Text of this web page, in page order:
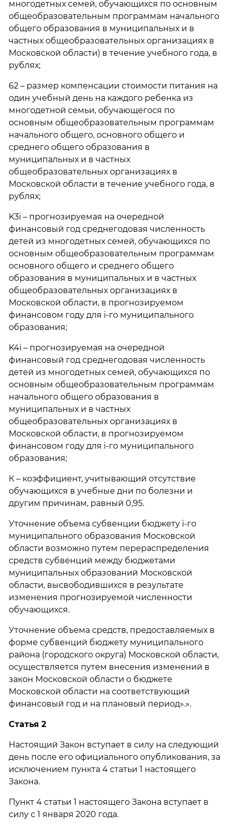
многодетных семей, обучающихся по основным
общеобразовательным программам начального
общего образования в муниципальных и в
частных общеобразовательных организациях в
Московской области) в течение учебного года, в
рублях;
62 – размер компенсации стоимости питания на
один учебный день на каждого ребенка из
многодетной семьи, обучающегося по
основным общеобразовательным программам
начального общего, основного общего и
среднего общего образования в
муниципальных и в частных
общеобразовательных организациях в
Московской области в течение учебного года, в
рублях;
K3i – прогнозируемая на очередной
финансовый год среднегодовая численность
детей из многодетных семей, обучающихся по
основным общеобразовательным программам
основного общего и среднего общего
образования в муниципальных и в частных
общеобразовательных организациях в
Московской области, в прогнозируемом
финансовом году для i-го муниципального
образования;
K4i – прогнозируемая на очередной
финансовый год среднегодовая численность
детей из многодетных семей, обучающихся по
основным общеобразовательным программам
начального общего образования в
муниципальных и в частных
общеобразовательных организациях в
Московской области, в прогнозируемом
финансовом году для i-го муниципального
образования;
К – коэффициент, учитывающий отсутствие
обучающихся в учебные дни по болезни и
другим причинам, равный 0,95.
Уточнение объема субвенции бюджету i-го
муниципального образования Московской
области возможно путем перераспределения
средств субвенций между бюджетами
муниципальных образований Московской
области, высвободившихся в результате
изменения прогнозируемой численности
обучающихся.
Уточнение объема средств, предоставляемых в
форме субвенций бюджету муниципального
района (городского округа) Московской области,
осуществляется путем внесения изменений в
закон Московской области о бюджете
Московской области на соответствующий
финансовый год и на плановый период».».
Статья 2
Настоящий Закон вступает в силу на следующий
день после его официального опубликования, за
исключением пункта 4 статьи 1 настоящего
Закона.
Пункт 4 статьи 1 настоящего Закона вступает в
силу с 1 января 2020 года.